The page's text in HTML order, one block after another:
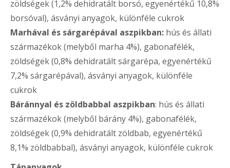
zöldségek (1,2% dehidratált borsó, egyenértékű 10,8%
borsóval), ásványi anyagok, különféle cukrok
Marhával és sárgarépával aszpikban: hús és állati
származékok (melyből marha 4%), gabonafélék,
zöldségek (0,8% dehidratált sárgarépa, egyenértékű
7,2% sárgarépával), ásványi anyagok, különféle
cukrok
Báránnyal és zöldbabbal aszpikban: hús és állati
származékok (melyből bárány 4%), gabonafélék,
zöldségek (0,9% dehidratált zöldbab, egyenértékű
8,1% zöldbabbal), ásványi anyagok, különféle cukrok